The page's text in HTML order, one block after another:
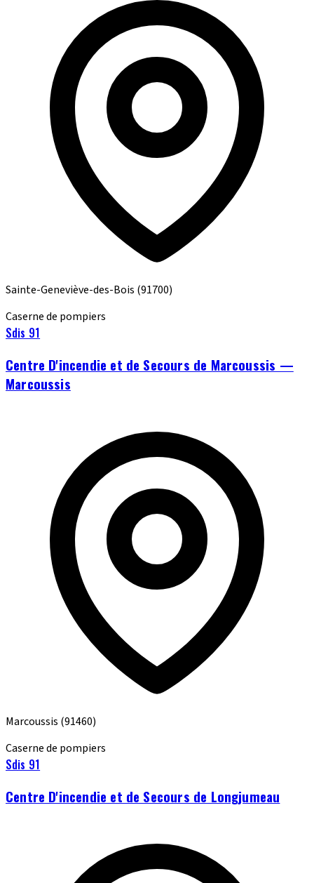
Sainte-Geneviève-des-Bois (91700)
Caserne de pompiers
Sdis 91
Centre D'incendie et de Secours de Marcoussis —
Marcoussis
Marcoussis (91460)
Caserne de pompiers
Sdis 91
Centre D'incendie et de Secours de Longjumeau